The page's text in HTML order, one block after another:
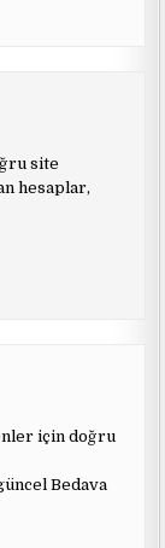
site
hesaplar,
için doğru
Bedava